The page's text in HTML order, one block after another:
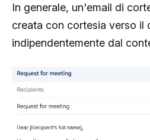
In generale, un'email di
creata con cortesia verso il
indipendentemente dal